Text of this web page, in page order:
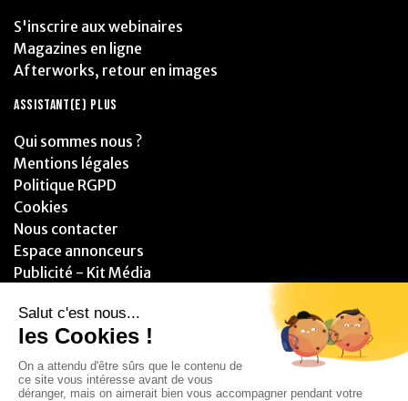
S'inscrire aux webinaires
Magazines en ligne
Afterworks, retour en images
ASSISTANT(E) PLUS
Qui sommes nous ?
Mentions légales
Politique RGPD
Cookies
Nous contacter
Espace annonceurs
Publicité - Kit Média
PARTENAIRES